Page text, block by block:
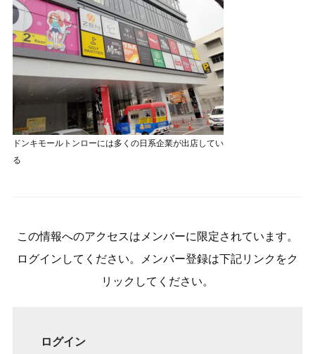
ドンキモールトンローには多くの日系企業が出店してい
る
この情報へのアクセスはメンバーに限定されています。
ログインしてください。メンバー登録は下記リンクをク
リックしてください。
ログイン